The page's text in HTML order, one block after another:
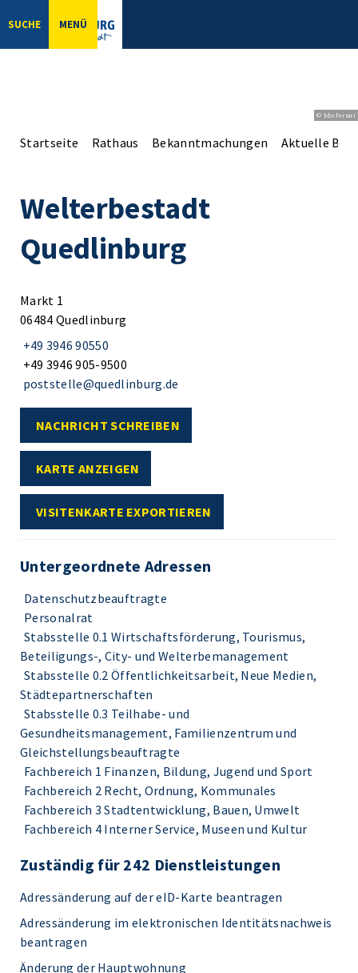
SUCHE MENÜ
© bbsferrari
Startseite Rathaus Bekanntmachungen Aktuelle
Welterbestadt
Quedlinburg
Markt 1
06484 Quedlinburg
+49 3946 90550
+49 3946 905-9500
poststelle@quedlinburg.de
NACHRICHT SCHREIBEN
KARTE ANZEIGEN
VISITENKARTE EXPORTIEREN
Untergeordnete Adressen
Datenschutzbeauftragte
Personalrat
Stabsstelle 0.1 Wirtschaftsförderung, Tourismus,
Beteiligungs-, City- und Welterbemanagement
Stabsstelle 0.2 Öffentlichkeitsarbeit, Neue Medien,
Städtepartnerschaften
Stabsstelle 0.3 Teilhabe- und
Gesundheitsmanagement, Familienzentrum und
Gleichstellungsbeauftragte
Fachbereich 1 Finanzen, Bildung, Jugend und Sport
Fachbereich 2 Recht, Ordnung, Kommunales
Fachbereich 3 Stadtentwicklung, Bauen, Umwelt
Fachbereich 4 Interner Service, Museen und Kultur
Zuständig für 242 Dienstleistungen
Adressänderung auf der eID-Karte beantragen
Adressänderung im elektronischen Identitätsnachweis
beantragen
Änderung der Hauptwohnung